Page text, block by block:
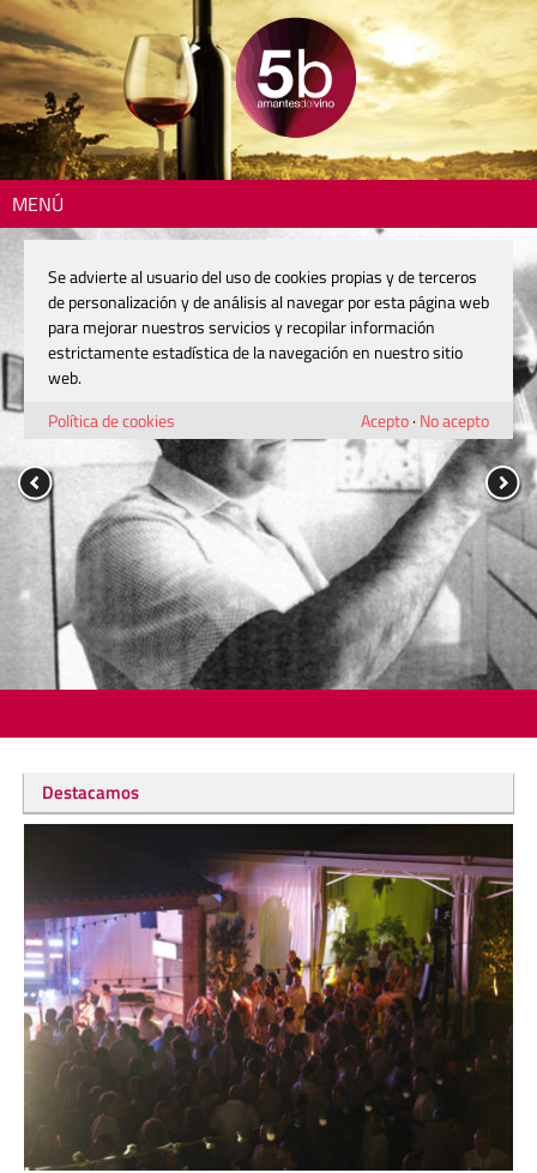
MENÚ
Destacamos
Se advierte al usuario del uso de cookies propias y de terceros
de personalización y de análisis al navegar por esta página web
para mejorar nuestros servicios y recopilar información
estrictamente estadística de la navegación en nuestro sitio
web.
Política de cookies
Acepto· No acepto